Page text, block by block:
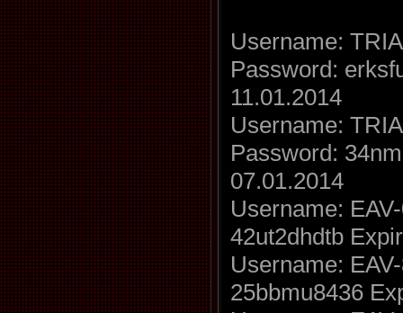
Username:
Password:
11.01.2014
Username:
Password:
07.01.2014
Username:
42ut2dhdtb
Username:
25bbmu8436